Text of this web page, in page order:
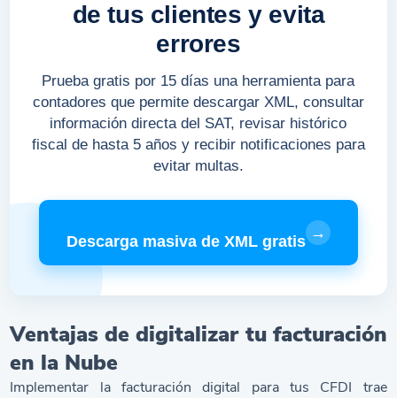
de tus clientes y evita
errores
Prueba gratis por 15 días una herramienta para
contadores que permite descargar XML, consultar
información directa del SAT, revisar histórico
fiscal de hasta 5 años y recibir notificaciones para
evitar multas.
Descarga masiva de XML gratis →
Ventajas de digitalizar tu facturación
en la Nube
Implementar la facturación digital para tus CFDI trae